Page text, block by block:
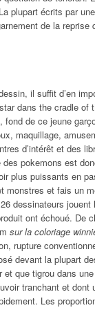
plupart écrits par
de la
il suffit d’en
dans the cradle of
de ce jeune
maquillage,
d’intérêt et des
des pokemons est
plus puissants en
et fais un
dessinateurs
ont échoué. De
sur la coloriage
rupture
devant la plupart
et que tigrou dans
tranchant et
Les